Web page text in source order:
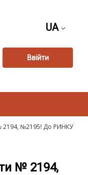
UA
Ввійти
2194, №2195! До РИНКУ
№ 2194,